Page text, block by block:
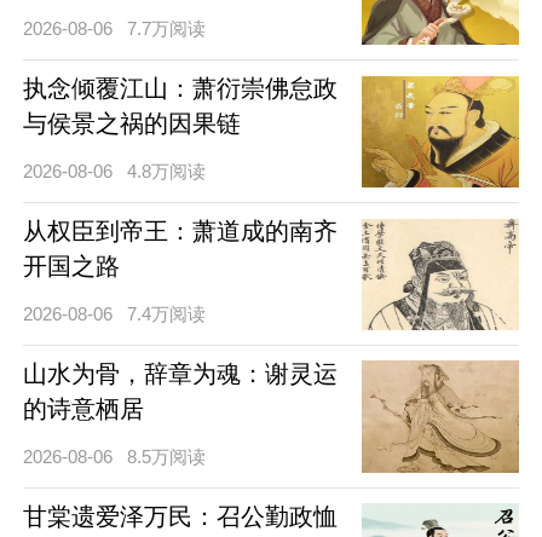
2026-08-06 7.7万阅读
执念倾覆江山：萧衍崇佛怠政
与侯景之祸的因果链
2026-08-06 4.8万阅读
从权臣到帝王：萧道成的南齐
开国之路
2026-08-06 7.4万阅读
山水为骨，辞章为魂：谢灵运
的诗意栖居
2026-08-06 8.5万阅读
甘棠遗爱泽万民：召公勤政恤